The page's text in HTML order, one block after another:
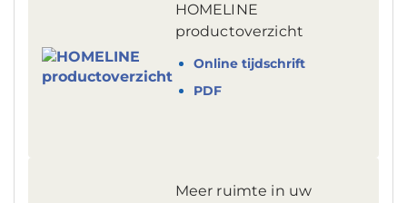
HOMELINE
productoverzicht
Online tijdschrift
PDF
Meer ruimte in uw